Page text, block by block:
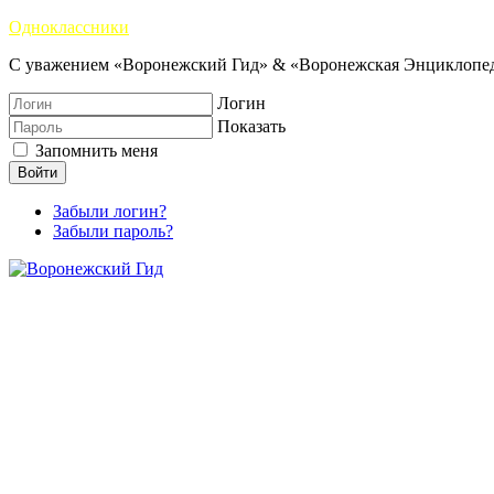
Одноклассники
С уважением «Воронежский Гид» & «Воронежская
Логин
Показать
Запомнить меня
Войти
Забыли логин?
Забыли пароль?